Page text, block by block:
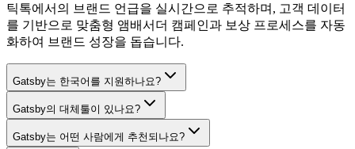
틱톡에서의 브랜드 언급을 실시간으로 추적하며, 고객 데이터
를 기반으로 맞춤형 앰배서더 캠페인과 보상 프로세스를 자동
화하여 브랜드 성장을 돕습니다.
Gatsby는 한국어를 지원하나요?
Gatsby의 대체툴이 있나요?
Gatsby는 어떤 사람에게 추천되나요?